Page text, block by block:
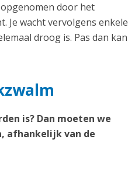
door het
wacht vervolgens enkele
droog is. Pas dan kan
is? Dan moeten we
afhankelijk van de